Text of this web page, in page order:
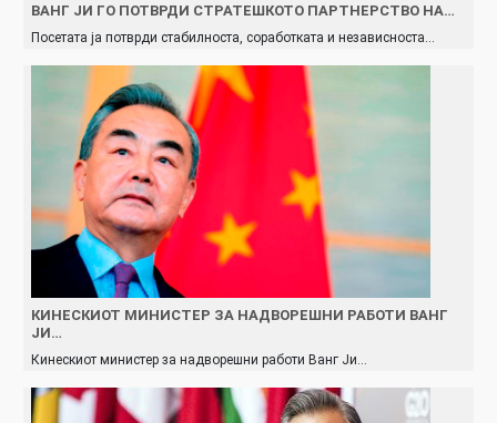
ВАНГ ЈИ ГО ПОТВРДИ СТРАТЕШКОТО ПАРТНЕРСТВО НА…
Посетата ја потврди стабилноста, соработката и независноста…
КИНЕСКИОТ МИНИСТЕР ЗА НАДВОРЕШНИ РАБОТИ ВАНГ
ЈИ…
Кинескиот министер за надворешни работи Ванг Ји…